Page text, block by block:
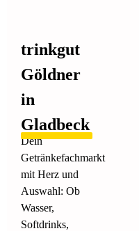
trinkgut
Göldner
in
Gladbeck
Dein
Getränkefachmarkt
mit Herz und
Auswahl: Ob
Wasser,
Softdrinks,